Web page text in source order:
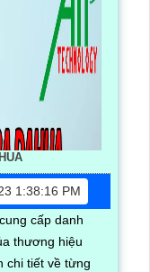
1:38:16 PM
cấp danh
thương hiệu